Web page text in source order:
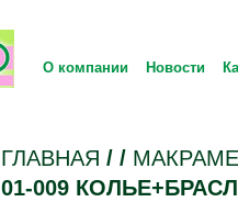
О компании Новости
ГЛАВНАЯ / / МАКРАМЕ
01-009